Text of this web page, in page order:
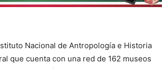
Nacional de Antropología e Historia
que cuenta con una red de 162 museos